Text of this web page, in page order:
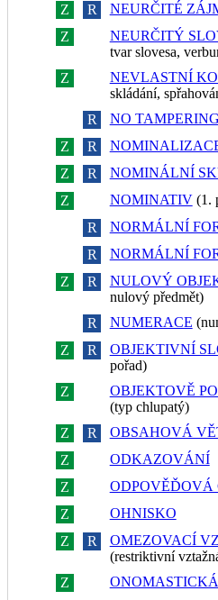
Z
R NEURČITÉ
Z
NEURČITÝ
tvar slovesa,
Z
NEVLASTNÍ
skládání,
R NO
Z
R
Z
R NOMINÁLNÍ
Z
NOMINATIV(1.
R
NORMÁLNÍ
R
NORMÁLNÍ
Z
R NULOVÝ
nulový předmět)
R NUMERACE
Z
R OBJEKTIVNÍ
pořad)
Z
OBJEKTOVĚ
(typ chlupatý)
Z
R OBSAHOVÁ
Z
ODKAZOVÁNÍ
Z
ODPOVĚĎOVÁ
Z
OHNISKO
Z
R
OMEZOVACÍ
(restriktivní
Z